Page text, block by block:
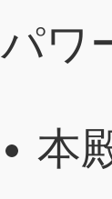
パワ
本